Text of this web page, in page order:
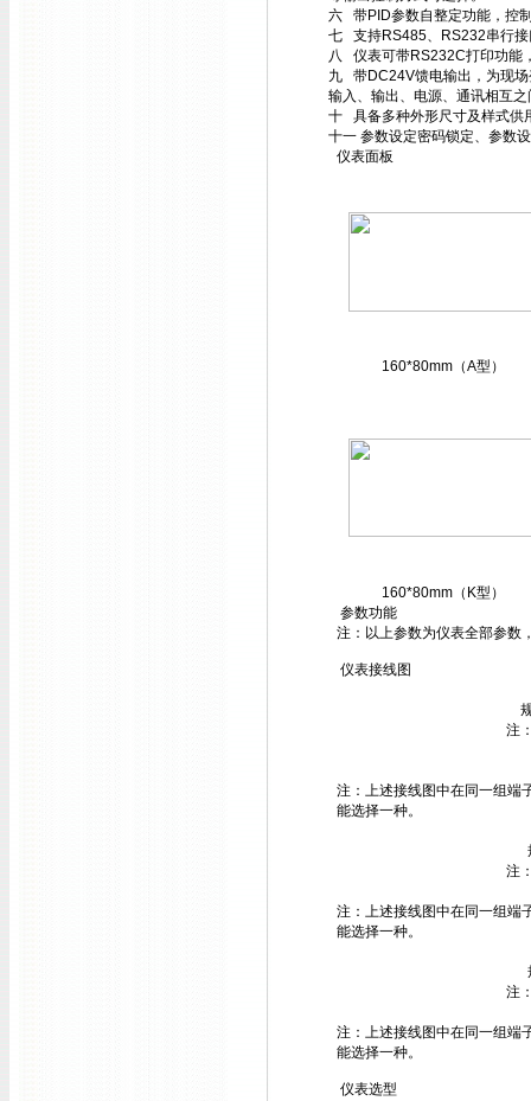
六 带PID参数自整定功能，控
七 支持RS485、RS232串行接
八 仪表可带RS232C打印功能
九 带DC24V馈电输出，为现场
输入、输出、电源、通讯相互
十 具备多种外形尺寸及样式供
十一 参数设定密码锁定、参数
仪表面板
160*80mm（A型）
160*80mm（K型）
参数功能
注：以上参数为仪表全部参数
仪表接线图
注
注：上述接线图中在同一组端
能选择一种。
注
注：上述接线图中在同一组端
能选择一种。
注
注：上述接线图中在同一组端
能选择一种。
仪表选型